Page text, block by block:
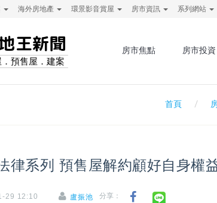
海外房地產 環景影音賞屋 房市資訊 系列網站
王新聞
．預售屋．建案
房市焦點 房市投資
首頁
律系列 預售屋解約顧好自身權
29 12:10 盧振池 分享：